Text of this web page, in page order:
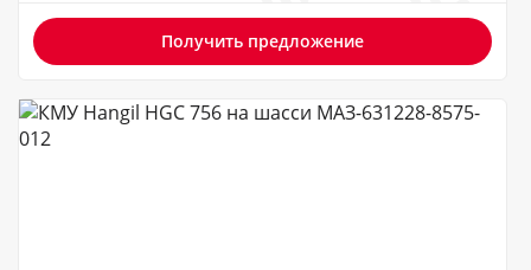
Получить предложение